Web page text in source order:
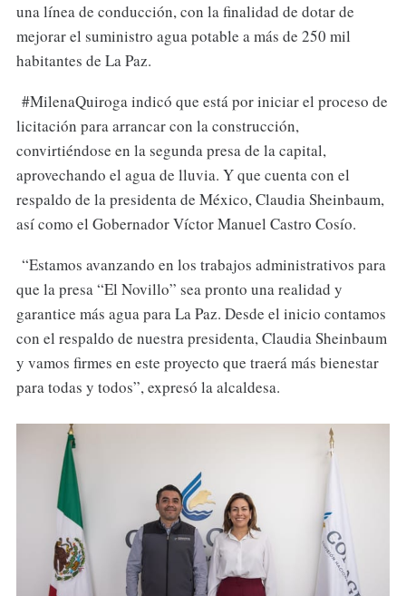
una línea de conducción, con la finalidad de dotar de
mejorar el suministro agua potable a más de 250 mil
habitantes de La Paz.
#MilenaQuiroga indicó que está por iniciar el proceso de
licitación para arrancar con la construcción,
convirtiéndose en la segunda presa de la capital,
aprovechando el agua de lluvia. Y que cuenta con el
respaldo de la presidenta de México, Claudia Sheinbaum,
así como el Gobernador Víctor Manuel Castro Cosío.
“Estamos avanzando en los trabajos administrativos para
que la presa “El Novillo” sea pronto una realidad y
garantice más agua para La Paz. Desde el inicio contamos
con el respaldo de nuestra presidenta, Claudia Sheinbaum
y vamos firmes en este proyecto que traerá más bienestar
para todas y todos”, expresó la alcaldesa.